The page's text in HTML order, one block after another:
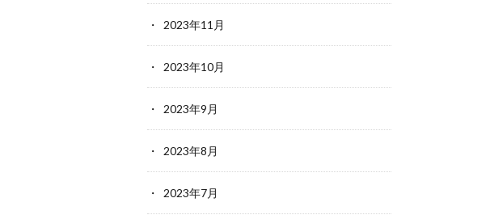
2023年11月
2023年10月
2023年9月
2023年8月
2023年7月